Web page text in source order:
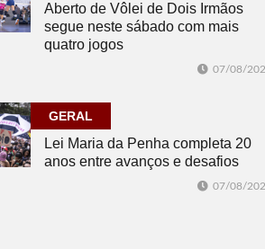
Aberto de Vôlei de Dois Irmãos
segue neste sábado com mais
quatro jogos
07/08/
GERAL
Lei Maria da Penha completa 20
anos entre avanços e desafios
07/08/